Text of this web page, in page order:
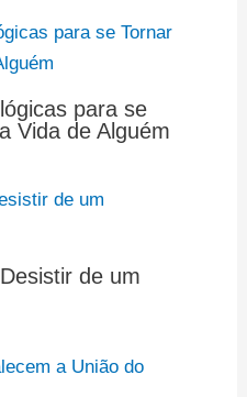
para se
Vida de Alguém
de um